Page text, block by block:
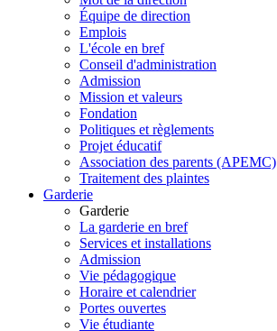
Équipe de direction
Emplois
L'école en bref
Conseil d'administration
Admission
Mission et valeurs
Fondation
Politiques et règlements
Projet éducatif
Association des parents (APEMC)
Traitement des plaintes
Garderie
Garderie
La garderie en bref
Services et installations
Admission
Vie pédagogique
Horaire et calendrier
Portes ouvertes
Vie étudiante